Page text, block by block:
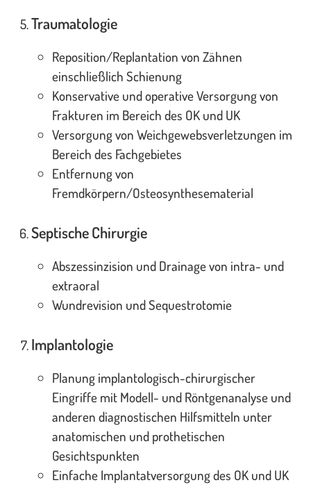
Traumatologie
Reposition/Replantation von Zähnen
einschließlich Schienung
Konservative und operative Versorgung von
Frakturen im Bereich des OK und UK
Versorgung von Weichgewebsverletzungen im
Bereich des Fachgebietes
Entfernung von
Fremdkörpern/Osteosynthesematerial
Septische Chirurgie
Abszessinzision und Drainage von intra- und
extraoral
Wundrevision und Sequestrotomie
Implantologie
Planung implantologisch-chirurgischer
Eingriffe mit Modell- und Röntgenanalyse und
anderen diagnostischen Hilfsmitteln unter
anatomischen und prothetischen
Gesichtspunkten
Einfache Implantatversorgung des OK und UK